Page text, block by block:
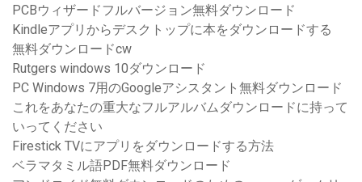
PCBウィザードフルバージョン無料ダウンロード
Kindleアプリからデスクトップに本をダウンロードする
無料ダウンロードcw
Rutgers windows 10ダウンロード
PC Windows 7用のGoogleアシスタント無料ダウンロード
これをあなたの重大なフルアルバムダウンロードに持って
いってください
Firestick TVにアプリをダウンロードする方法
ベラマタミル語PDF無料ダウンロード